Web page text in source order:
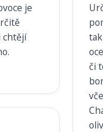
je
chtějí
či